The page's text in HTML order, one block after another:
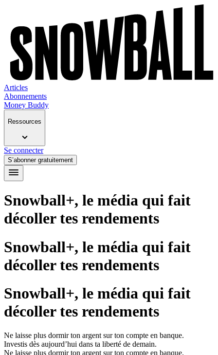
Articles
Abonnements
Money Buddy
Ressources
Se connecter
S’abonner gratuitement
Snowball+, le média qui fait
décoller tes rendements
Snowball+, le média qui fait
décoller tes rendements
Snowball+, le média qui fait
décoller tes rendements
Ne laisse plus dormir ton argent sur ton compte en banque.
Investis dès aujourd’hui dans ta liberté de demain.
Ne laisse plus dormir ton argent sur ton compte en banque.